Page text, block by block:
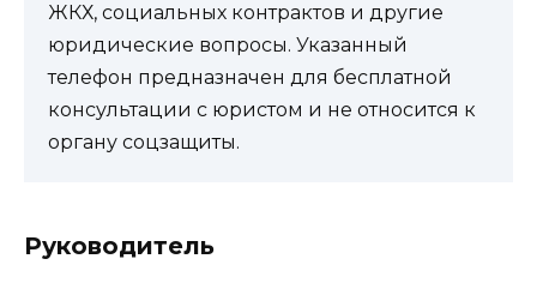
ЖКХ, социальных контрактов и другие
юридические вопросы. Указанный
телефон предназначен для бесплатной
консультации с юристом и не относится к
органу соцзащиты.
Руководитель